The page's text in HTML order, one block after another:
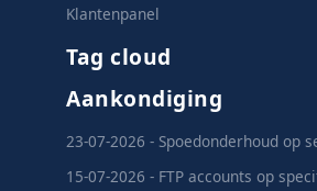
Klantenpanel
Tag cloud
Aankondiging
23-07-2026 - Spoedonderhoud op
15-07-2026 - FTP accounts op